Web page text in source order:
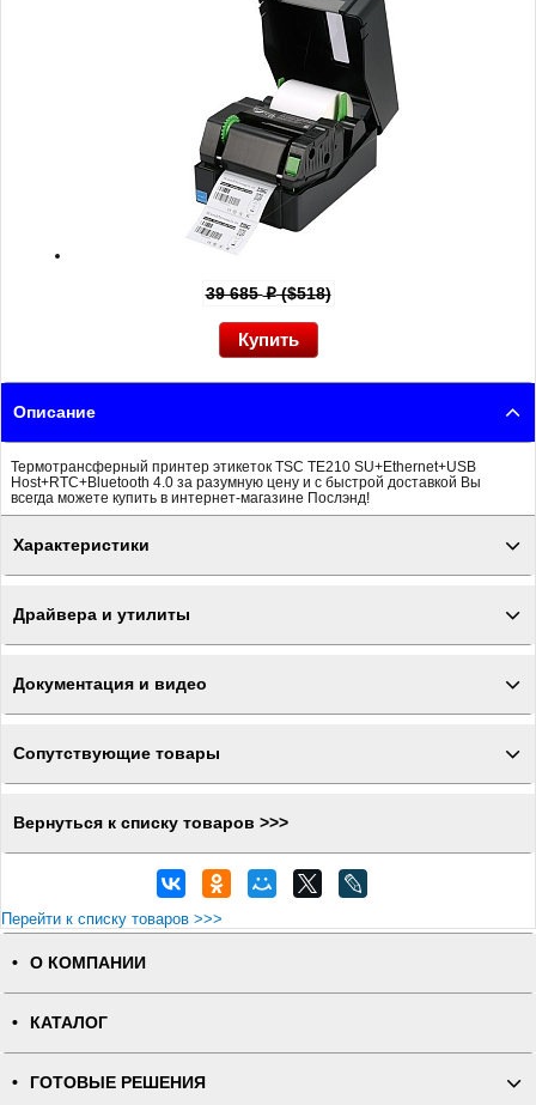
39 685p($518)
Описание
Термотрансферный принтер этикеток TSC TE210 SU+Ethernet+USB
Host+RTC+Bluetooth 4.0 за разумную цену и с быстрой доставкой Вы
всегда можете купить в интернет-магазине Послэнд!
Характеристики
Драйвера и утилиты
Документация и видео
Сопутствующие товары
Вернуться к списку товаров >>>
Перейти к списку товаров >>>
О КОМПАНИИ
КАТАЛОГ
ГОТОВЫЕ РЕШЕНИЯ